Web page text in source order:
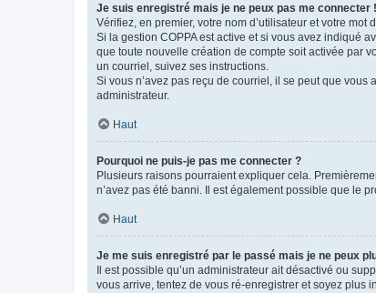
Je suis enregistré mais je ne peux pas me connecter !
Vérifiez, en premier, votre nom d’utilisateur et votre mot
Si la gestion COPPA est active et si vous avez indiqué
que toute nouvelle création de compte soit activée par
un courriel, suivez ses instructions.
Si vous n’avez pas reçu de courriel, il se peut que
administrateur.
Haut
Pourquoi ne puis-je pas me connecter ?
Plusieurs raisons pourraient expliquer cela.
n’avez pas été banni. Il est également possible que le
Haut
Je me suis enregistré par le passé mais je ne peux
Il est possible qu’un administrateur ait désactivé ou
vous arrive, tentez de vous ré-enregistrer et soyez plus